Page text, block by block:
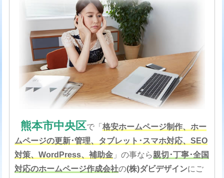
熊本市中央区で「 格安ホームページ制作、ホー
ムページの更新･管理、タブレット･スマホ対応、SEO
対策、 WordPress、補助金」の事なら親切･丁寧･全国
対応のホームページ作成会社の(株)ダビデザインにご